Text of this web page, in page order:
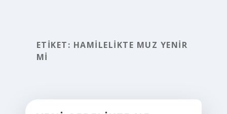
ETIKET: HAMILELIKTE MUZ YENIR
MI